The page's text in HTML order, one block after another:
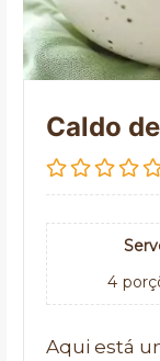
Caldo
4
Aqui está